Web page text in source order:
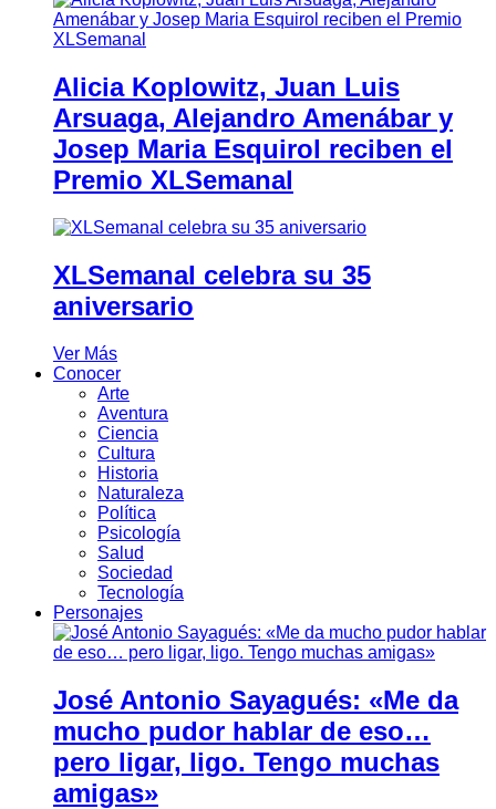
Alicia Koplowitz, Juan Luis
Arsuaga, Alejandro Amenábar y
Josep Maria Esquirol reciben el
Premio XLSemanal
XLSemanal celebra su 35
aniversario
Ver Más
Conocer
Arte
Aventura
Ciencia
Cultura
Historia
Naturaleza
Política
Psicología
Salud
Sociedad
Tecnología
Personajes
José Antonio Sayagués: «Me da
mucho pudor hablar de eso…
pero ligar, ligo. Tengo muchas
amigas»